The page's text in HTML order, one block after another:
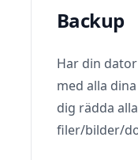
Backup
Har din
med alla
dig rädda
filer/bilder/